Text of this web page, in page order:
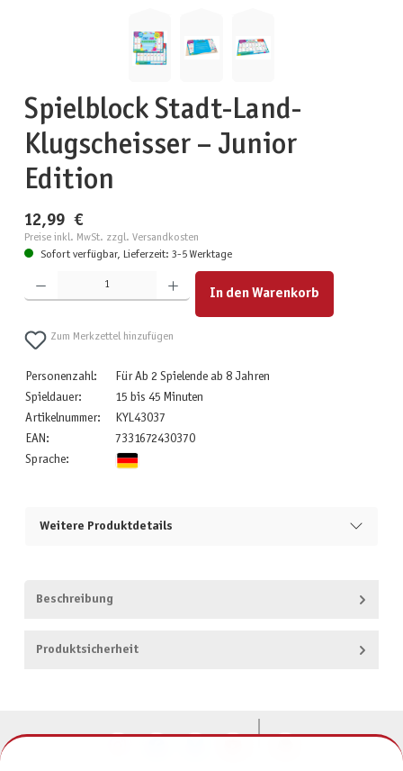
Spielblock Stadt-Land-
Klugscheisser – Junior
Edition
12,99 €
Preise inkl. MwSt. zzgl. Versandkosten
Sofort verfügbar, Lieferzeit: 3-5 Werktage
Produkt Anzahl: Gib den gewünschten Wert ein oder benutze die Schaltflächen um die Anzahl zu
In den Warenkorb
Zum Merkzettel hinzufügen
Personenzahl:
Für Ab 2 Spielende ab 8 Jahren
Spieldauer:
15 bis 45 Minuten
Artikelnummer:
KYL43037
EAN:
7331672430370
Sprache:
Weitere Produktdetails
Beschreibung
Produktsicherheit